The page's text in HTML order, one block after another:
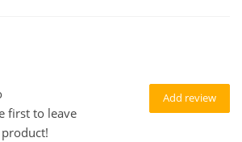
Add review
first to leave